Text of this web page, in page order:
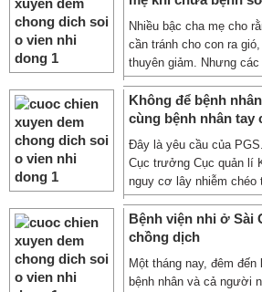
Nhiều bậc cha mẹ cho
cần tránh cho con ra
thuyên giảm. Nhưng các
Không để bệnh
cùng bệnh nhân tay
Đây là yêu cầu của
Cục trưởng Cục quản lí
nguy cơ lây nhiễm chéo
Bệnh viện nhi ở Sài
chồng dịch
Một tháng nay, đêm
bệnh nhân và cả người